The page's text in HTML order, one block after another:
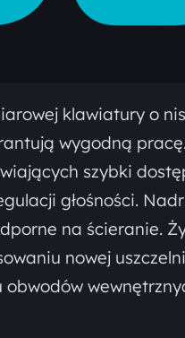
klawiatury o
wygodną
szybki
głośności.
na ścieranie.
nowej